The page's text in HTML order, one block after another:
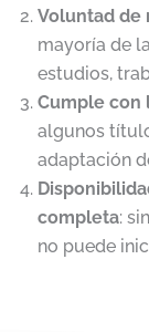
Voluntad de
mayoría de
estudios,
Cumple con
algunos
adaptación
completa:
no puede